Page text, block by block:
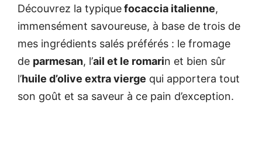
Découvrez la typiquefocaccia italienne,
immensément savoureuse, à base de trois de
mes ingrédients salés préférés : le fromage
de parmesan, l’ail et le romarin et bien sûr
l’huile d’olive extra vierge qui apportera tout
son goût et sa saveur à ce pain d’exception.